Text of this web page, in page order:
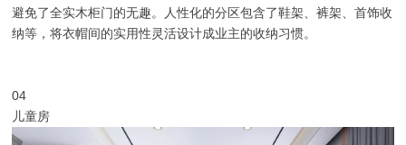
避免了全实木柜门的无趣。人性化的分区包含了鞋架、裤架、首饰收
纳等，将衣帽间的实用性灵活设计成业主的收纳习惯。
04
儿童房